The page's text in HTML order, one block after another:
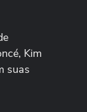
Kim
suas